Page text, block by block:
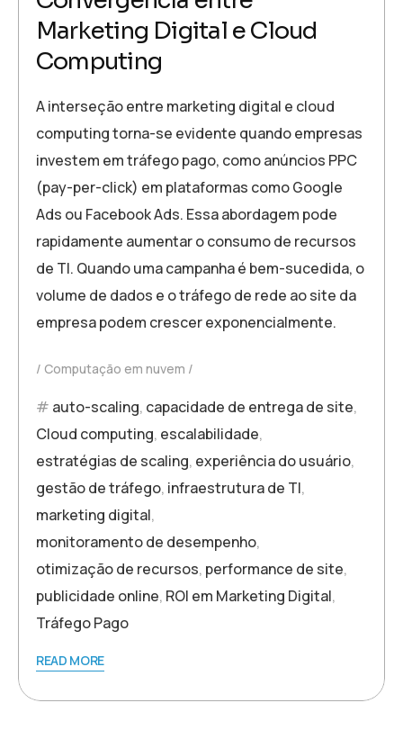
Marketing Digital e Cloud
Computing
A interseção entre marketing digital e cloud
computing torna-se evidente quando empresas
investem em tráfego pago, como anúncios PPC
(pay-per-click) em plataformas como Google
Ads ou Facebook Ads. Essa abordagem pode
rapidamente aumentar o consumo de recursos
de TI. Quando uma campanha é bem-sucedida, o
volume de dados e o tráfego de rede ao site da
empresa podem crescer exponencialmente.
Computação em nuvem
auto-scaling, capacidade de entrega de site,
Cloud computing, escalabilidade,
estratégias de scaling, experiência do usuário,
gestão de tráfego, infraestrutura de TI,
marketing digital,
monitoramento de desempenho,
otimização de recursos, performance de site,
publicidade online, ROI em Marketing Digital,
Tráfego Pago
READ MORE